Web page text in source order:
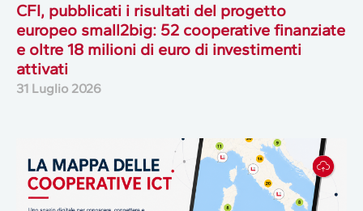
CFI, pubblicati i risultati del progetto
europeo small2big: 52 cooperative finanziate
e oltre 18 milioni di euro di investimenti
attivati
31 Luglio 2026